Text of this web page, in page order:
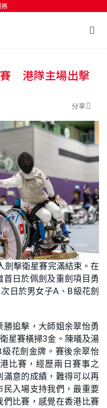
務
搜尋
賽 港隊主場出擊
分享
劍擊衛星賽完滿結束。在
日於佩劍及重劍項目勇
日於男女子A、B級花劍
追擊，大師姐余翠怡勇
星賽橫掃3金。陳㬢及湯
花劍金牌。賽後余翠怡
比賽，經歷兩日賽事之
意的成績，難得可以再
入場支持我們，最重要
比賽，感覺在香港比賽